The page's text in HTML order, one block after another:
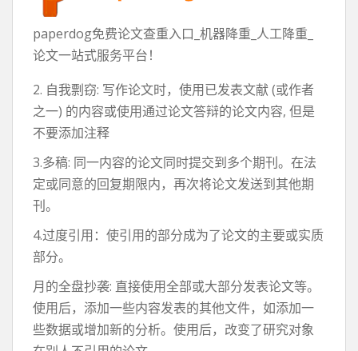
paperdog免费论文查重入口_机器降重_人工降重_
论文一站式服务平台！
2. 自我剽窃: 写作论文时，使用已发表文献 (或作者
之一) 的内容或使用通过论文答辩的论文内容, 但是
不要添加注释
3.多稿: 同一内容的论文同时提交到多个期刊。在法
定或同意的回复期限内，再次将论文发送到其他期
刊。
4.过度引用：使引用的部分成为了论文的主要或实质
部分。
月的全盘抄袭: 直接使用全部或大部分发表论文等。
使用后，添加一些内容发表的其他文件，如添加一
些数据或增加新的分析。使用后，改变了研究对象